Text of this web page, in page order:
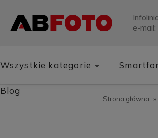
e-mail:
Wszystkie kategorie
Blog
Strona główna: »